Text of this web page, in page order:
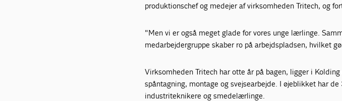
produktionschef og medejer af virksomheden Tritech, og
"Men vi er også meget glade for vores unge lærlinge.
medarbejdergruppe skaber ro på arbejdspladsen, hvilket
Virksomheden Tritech har otte år på bagen, ligger i
spåntagning, montage og svejsearbejde. I øjeblikket har
industriteknikere og smedelærlinge.